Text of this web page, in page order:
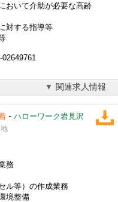
おいて介助が必要な高齢
対する指導等
関連求人情報
- ハローワーク岩見沢
務
ル等）の作成業務
境整備